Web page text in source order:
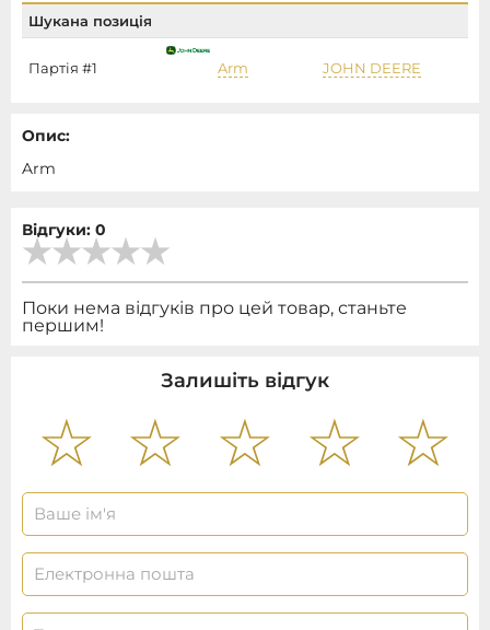
Шукана позиція
Партія #1 Arm JOHN DEERE
Опис:
Arm
Відгуки: 0
Поки нема відгуків про цей товар, станьте
першим!
Залишіть відгук